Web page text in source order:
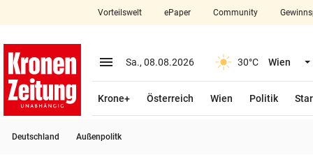
closeSchließen
account_circle Anmelden
arrow_right
Vorteilswelt ePaper Community
menu Menü aufklappen
Sa., 08.08.2026 30°C Wien
Krone+ Österreich Wien Politik
Deutschland Außenpolitk